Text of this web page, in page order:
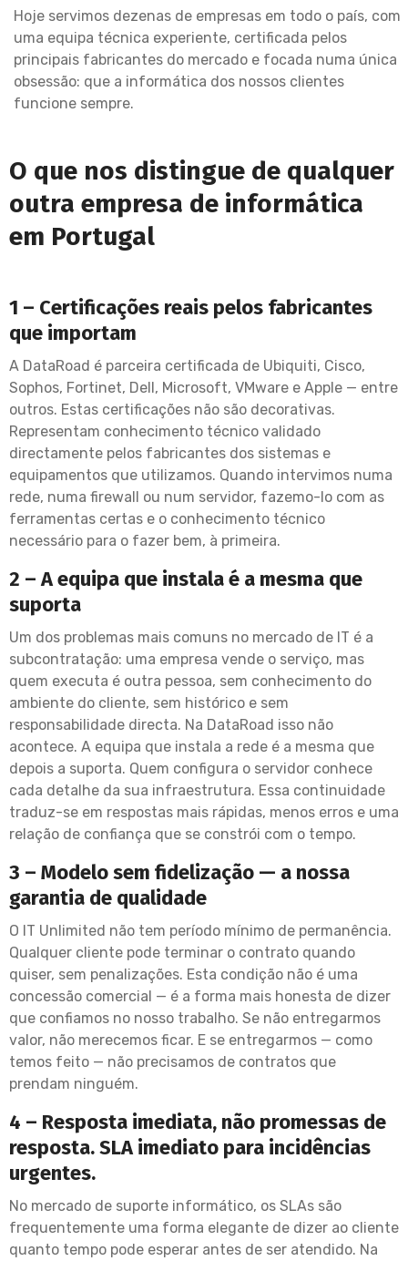
Hoje servimos dezenas de empresas em todo o país, com
uma equipa técnica experiente, certificada pelos
principais fabricantes do mercado e focada numa única
obsessão: que a informática dos nossos clientes
funcione sempre.
O que nos distingue de qualquer
outra empresa de informática
em Portugal
1 – Certificações reais pelos fabricantes
que importam
A DataRoad é parceira certificada de Ubiquiti, Cisco,
Sophos, Fortinet, Dell, Microsoft, VMware e Apple — entre
outros. Estas certificações não são decorativas.
Representam conhecimento técnico validado
directamente pelos fabricantes dos sistemas e
equipamentos que utilizamos. Quando intervimos numa
rede, numa firewall ou num servidor, fazemo-lo com as
ferramentas certas e o conhecimento técnico
necessário para o fazer bem, à primeira.
2 – A equipa que instala é a mesma que
suporta
Um dos problemas mais comuns no mercado de IT é a
subcontratação: uma empresa vende o serviço, mas
quem executa é outra pessoa, sem conhecimento do
ambiente do cliente, sem histórico e sem
responsabilidade directa. Na DataRoad isso não
acontece. A equipa que instala a rede é a mesma que
depois a suporta. Quem configura o servidor conhece
cada detalhe da sua infraestrutura. Essa continuidade
traduz-se em respostas mais rápidas, menos erros e uma
relação de confiança que se constrói com o tempo.
3 – Modelo sem fidelização — a nossa
garantia de qualidade
O IT Unlimited não tem período mínimo de permanência.
Qualquer cliente pode terminar o contrato quando
quiser, sem penalizações. Esta condição não é uma
concessão comercial — é a forma mais honesta de dizer
que confiamos no nosso trabalho. Se não entregarmos
valor, não merecemos ficar. E se entregarmos — como
temos feito — não precisamos de contratos que
prendam ninguém.
4 – Resposta imediata, não promessas de
resposta. SLA imediato para incidências
urgentes.
No mercado de suporte informático, os SLAs são
frequentemente uma forma elegante de dizer ao cliente
quanto tempo pode esperar antes de ser atendido. Na